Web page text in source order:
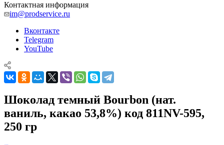
Контактная информация
im@prodservice.ru
Вконтакте
Telegram
YouTube
Шоколад темный Bourbon (нат.
ваниль, какао 53,8%) код 811NV-595,
250 гр